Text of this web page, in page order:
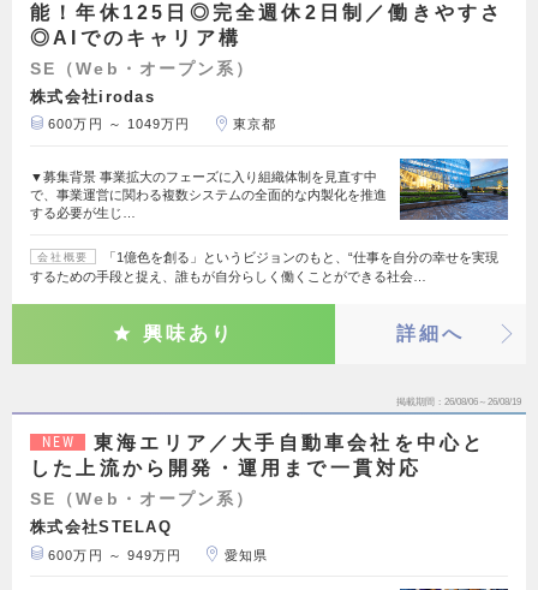
能！年休125日◎完全週休2日制／働きやすさ
◎AIでのキャリア構
SE（Web・オープン系）
株式会社irodas
600万円 ～ 1049万円 東京都
▼募集背景 事業拡大のフェーズに入り組織体制を見直す中
で、事業運営に関わる複数システムの全面的な内製化を推進
する必要が生じ…
会社概要
「1億色を創る」というビジョンのもと、“仕事を自分の幸せを実現
するための手段と捉え、誰もが自分らしく働くことができる社会…
興味あり 詳細へ
掲載期間 26/08/06～26/08/19
NEW
東海エリア／大手自動車会社を中心と
した上流から開発・運用まで一貫対応
SE（Web・オープン系）
株式会社STELAQ
600万円 ～ 949万円 愛知県